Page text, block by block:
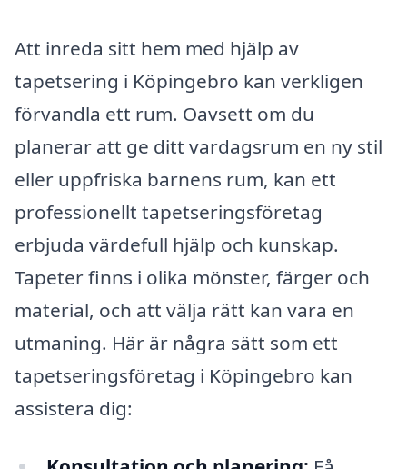
Att inreda sitt hem med hjälp av
tapetsering i Köpingebro kan verkligen
förvandla ett rum. Oavsett om du
planerar att ge ditt vardagsrum en ny stil
eller uppfriska barnens rum, kan ett
professionellt tapetseringsföretag
erbjuda värdefull hjälp och kunskap.
Tapeter finns i olika mönster, färger och
material, och att välja rätt kan vara en
utmaning. Här är några sätt som ett
tapetseringsföretag i Köpingebro kan
assistera dig: